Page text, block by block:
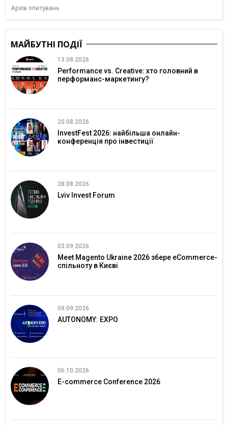
Архів опитувань
МАЙБУТНІ ПОДІЇ
13.08.2026
Performance vs. Creative: хто головний в
перформанс-маркетингу?
20.08.2026
InvestFest 2026: найбільша онлайн-
конференція про інвестиції
28.08.2026
Lviv Invest Forum
03.09.2026
Meet Magento Ukraine 2026 збере eCommerce-
спільноту в Києві
09.09.2026
AUTONOMY: EXPO
06.10.2026
E-commerce Conference 2026